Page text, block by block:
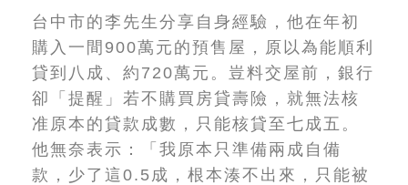
台中市的李先生分享自身經驗，他在年初
購入一間900萬元的預售屋，原以為能順利
貸到八成、約720萬元。豈料交屋前，銀行
卻「提醒」若不購買房貸壽險，就無法核
准原本的貸款成數，只能核貸至七成五。
他無奈表示：「我原本只準備兩成自備
款，少了這0.5成，根本湊不出來，只能被